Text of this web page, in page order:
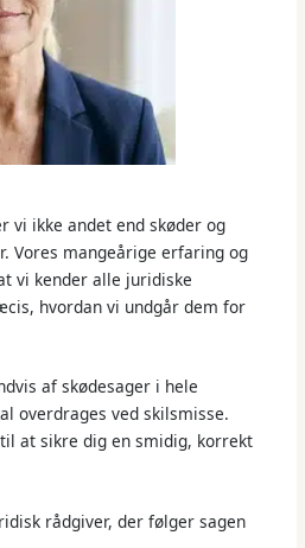
vi ikke andet end skøder og
Vores mangeårige erfaring og
vi kender alle juridiske
hvordan vi undgår dem for
af skødesager i hele
overdrages ved skilsmisse.
at sikre dig en smidig, korrekt
rådgiver, der følger sagen